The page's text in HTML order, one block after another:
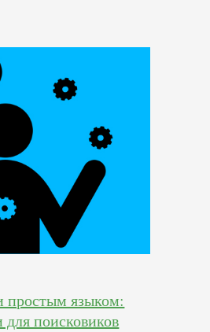
простым языком:
для поисковиков